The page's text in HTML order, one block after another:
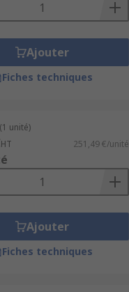
Ajouter
Fiches techniques
unité)
HT 251,49 €/unité
Ajouter
Fiches techniques